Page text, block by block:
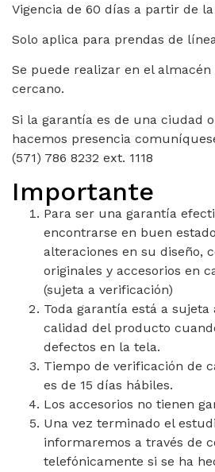
Vigencia de 60 días a partir de
Solo aplica para prendas de
Se puede realizar en el
cercano.
Si la garantía es de una ciudad
hacemos presencia
(571) 786 8232 ext. 1118
Importante
Para ser una garantía
encontrarse en buen
alteraciones en su diseño,
originales y accesorios en
(sujeta a verificación)
Toda garantía está a sujeta
calidad del producto
defectos en la tela.
Tiempo de verificación de
es de 15 días hábiles.
Los accesorios no tienen
Una vez terminado el
informaremos a través de
telefónicamente si se ha